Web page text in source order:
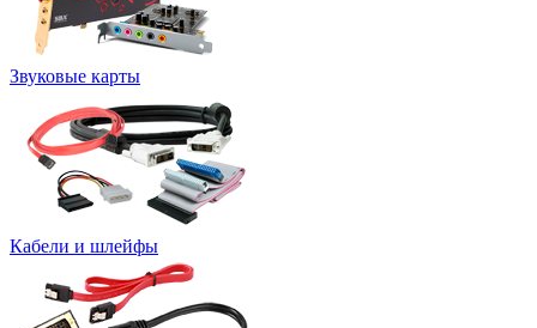
Звуковые карты
Кабели и шлейфы